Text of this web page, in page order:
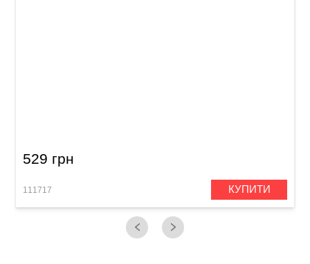
529 грн
111717 КУПИТИ